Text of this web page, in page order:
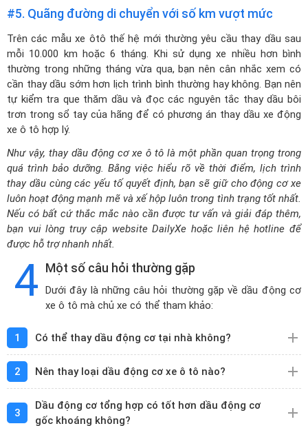
thường trong những tháng vừa qua, bạn nên cân nhắc xem có
cần thay dầu sớm hơn lịch trình bình thường hay không. Bạn nên
tự kiểm tra que thăm dầu và đọc các nguyên tắc thay dầu bôi
trơn trong sổ tay của hãng để có phương án thay dầu xe động
xe ô tô hợp lý.
Như vậy, thay dầu động cơ xe ô tô là một phần quan trọng trong
quá trình bảo dưỡng. Bằng việc hiểu rõ về thời điểm, lịch trình
thay dầu cùng các yếu tố quyết định, bạn sẽ giữ cho động cơ xe
luôn hoạt động mạnh mẽ và xế hộp luôn trong tình trạng tốt nhất.
Nếu có bất cứ thắc mắc nào cần được tư vấn và giải đáp thêm,
bạn vui lòng truy cập website DailyXe hoặc liên hệ hotline để
được hỗ trợ nhanh nhất.
4 Một số câu hỏi thường gặp
Dưới đây là những câu hỏi thường gặp về dầu động cơ
xe ô tô mà chủ xe có thể tham khảo:
1 Có thể thay dầu động cơ tại nhà không?
Nên thay loại dầu động cơ xe ô tô nào?
3
Dầu động cơ tổng hợp có tốt hơn dầu động cơ
gốc khoáng không?
4 Hiện nay có những loại dầu động cơ xe ô tô nào?